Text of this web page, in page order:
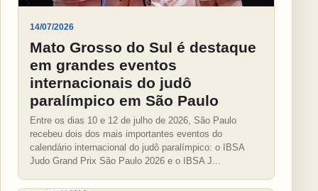
14/07/2026
Mato Grosso do Sul é destaque
em grandes eventos
internacionais do judô
paralímpico em São Paulo
Entre os dias 10 e 12 de julho de 2026, São Paulo
recebeu dois dos mais importantes eventos do
calendário internacional do judô paralímpico: o IBSA
Judo Grand Prix São Paulo 2026 e o IBSA J...